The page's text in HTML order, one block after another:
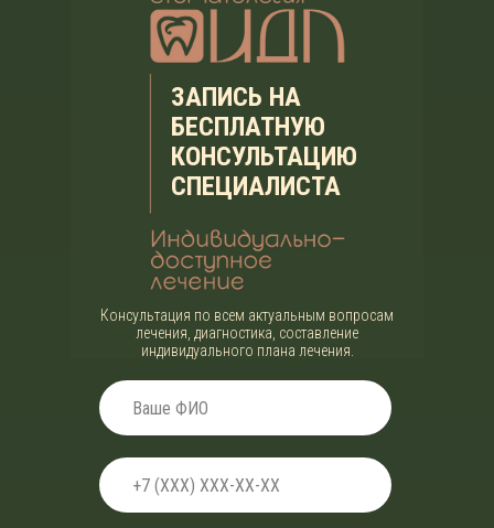
Консультация по всем актуальным вопросам
лечения, диагностика, составление
индивидуального плана лечения.
ЗАПИСЬ НА
БЕСПЛАТНУЮ
КОНСУЛЬТАЦИЮ
СПЕЦИАЛИСТА